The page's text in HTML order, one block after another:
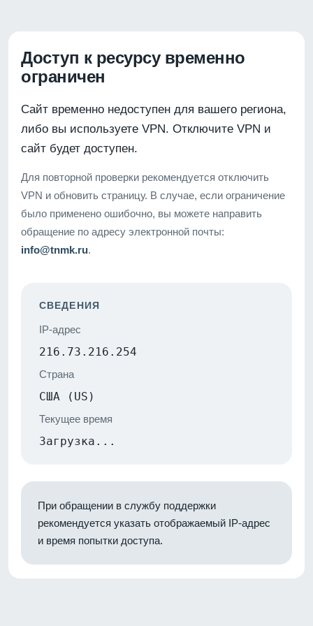
Доступ к ресурсу временно
ограничен
Сайт временно недоступен для вашего региона,
либо вы используете VPN. Отключите VPN и
сайт будет доступен.
Для повторной проверки рекомендуется отключить
VPN и обновить страницу. В случае, если ограничение
было применено ошибочно, вы можете направить
обращение по адресу электронной почты:
info@tnmk.ru.
СВЕДЕНИЯ
IP-адрес
216.73.216.254
Страна
США (US)
Текущее время
Загрузка...
При обращении в службу поддержки
рекомендуется указать отображаемый IP-адрес
и время попытки доступа.